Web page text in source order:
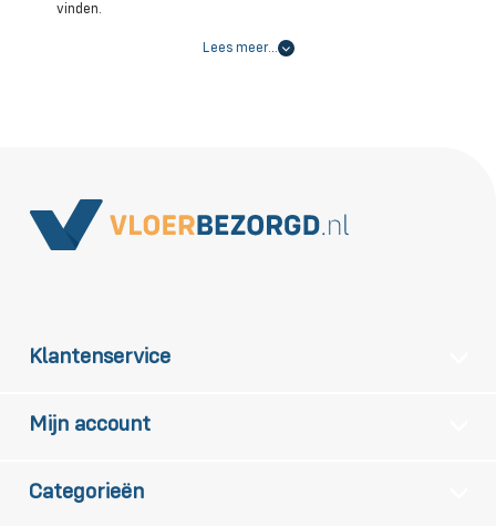
vinden.
Lees meer…
Klantenservice
Mijn account
Categorieën